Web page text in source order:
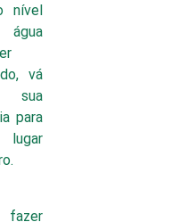
nível
vá
sua
para